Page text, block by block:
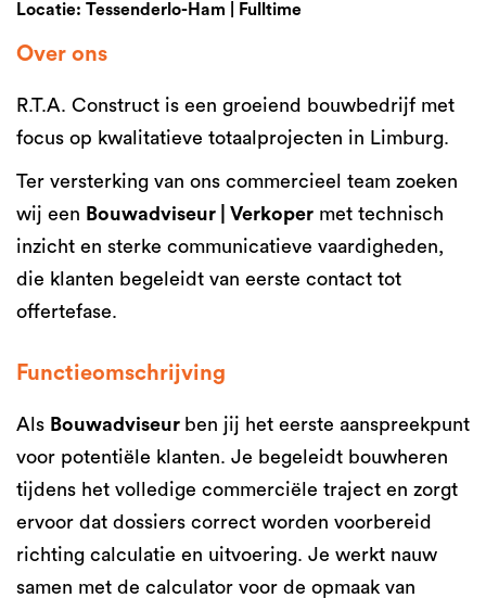
Locatie: Tessenderlo-Ham | Fulltime
Over ons
R.T.A. Construct is een groeiend bouwbedrijf met
focus op kwalitatieve totaalprojecten in Limburg.
Ter versterking van ons commercieel team zoeken
wij een Bouwadviseur | Verkoper met technisch
inzicht en sterke communicatieve vaardigheden,
die klanten begeleidt van eerste contact tot
offertefase.
Functieomschrijving
Als Bouwadviseur ben jij het eerste aanspreekpunt
voor potentiële klanten. Je begeleidt bouwheren
tijdens het volledige commerciële traject en zorgt
ervoor dat dossiers correct worden voorbereid
richting calculatie en uitvoering. Je werkt nauw
samen met de calculator voor de opmaak van